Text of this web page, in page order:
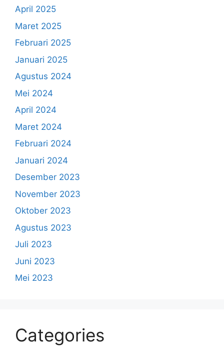
April 2025
Maret 2025
Februari 2025
Januari 2025
Agustus 2024
Mei 2024
April 2024
Maret 2024
Februari 2024
Januari 2024
Desember 2023
November 2023
Oktober 2023
Agustus 2023
Juli 2023
Juni 2023
Mei 2023
Categories